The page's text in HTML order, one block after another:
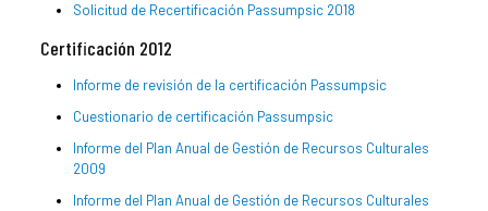
Solicitud de Recertificación Passumpsic 2018
Certificación 2012
Informe de revisión de la certificación Passumpsic
Cuestionario de certificación Passumpsic
Informe del Plan Anual de Gestión de Recursos Culturales
2009
Informe del Plan Anual de Gestión de Recursos Culturales